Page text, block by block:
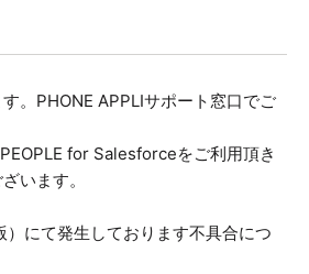
。PHONE APPLIサポート窓口でご
for Salesforceをご利用頂き
います。
）にて発生しております不具合につ